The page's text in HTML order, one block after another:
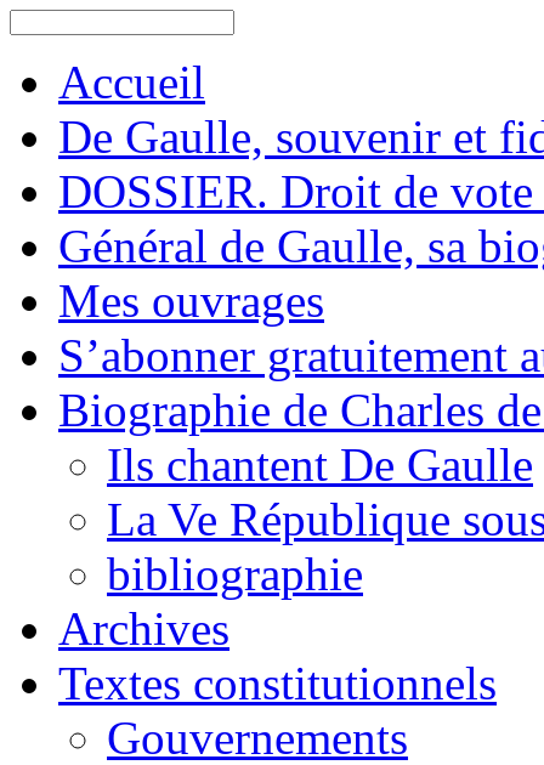
Accueil
De Gaulle, souvenir et
DOSSIER. Droit de vote
Général de Gaulle, sa
Mes ouvrages
S’abonner gratuitement
Biographie de Charles
Ils chantent De Gaulle
La Ve République
bibliographie
Archives
Textes constitutionnels
Gouvernements